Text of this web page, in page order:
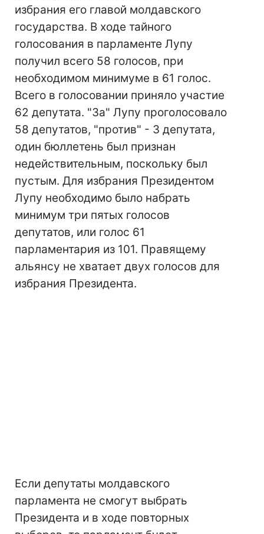
избрания его главой молдавского
государства. В ходе тайного
голосования в парламенте Лупу
получил всего 58 голосов, при
необходимом минимуме в 61 голос.
Всего в голосовании приняло участие
62 депутата. "За" Лупу проголосовало
58 депутатов, "против" - 3 депутата,
один бюллетень был признан
недействительным, поскольку был
пустым. Для избрания Президентом
Лупу необходимо было набрать
минимум три пятых голосов
депутатов, или голос 61
парламентария из 101. Правящему
альянсу не хватает двух голосов для
избрания Президента.
Если депутаты молдавского
парламента не смогут выбрать
Президента и в ходе повторных